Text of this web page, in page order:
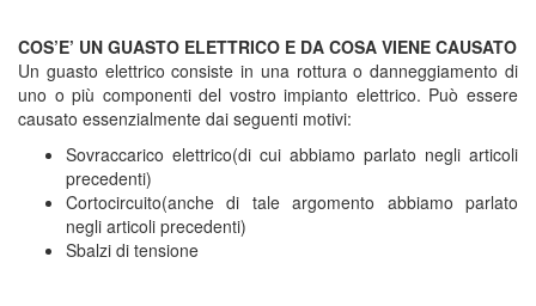
COS’E’ UN GUASTO ELETTRICO E DA COSA VIENE CAUSATO
Un guasto elettrico consiste in una rottura o danneggiamento di
uno o più componenti del vostro impianto elettrico. Può essere
causato essenzialmente dai seguenti motivi:
Sovraccarico elettrico(di cui abbiamo parlato negli articoli
precedenti)
Cortocircuito(anche di tale argomento abbiamo parlato
negli articoli precedenti)
Sbalzi di tensione